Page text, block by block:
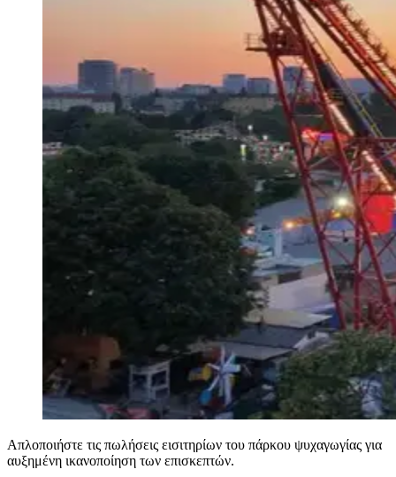
Απλοποιήστε τις πωλήσεις εισιτηρίων του πάρκου ψυχαγωγίας για
αυξημένη ικανοποίηση των επισκεπτών.